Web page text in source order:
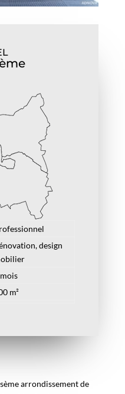
design
m²
arrondissement de